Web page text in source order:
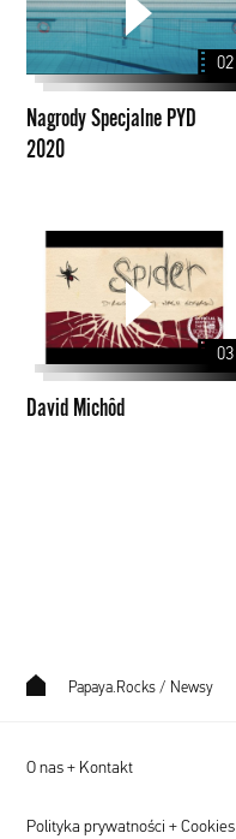
PYD
2020
02
Nagrody Specjalne PYD
2020
David
Michôd
03
David Michôd
Papaya.Rocks / Newsy
O nas + Kontakt
Polityka prywatności + Cookies